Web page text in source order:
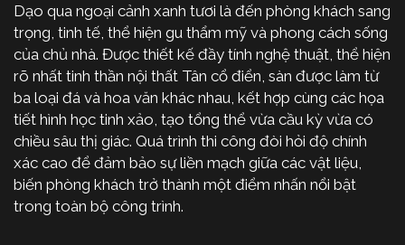
Dạo qua ngoại cảnh xanh tươi là đến phòng khách sang
trọng, tinh tế, thể hiện gu thẩm mỹ và phong cách sống
của chủ nhà. Được thiết kế đầy tính nghệ thuật, thể hiện
rõ nhất tinh thần nội thất Tân cổ điển, sàn được làm từ
ba loại đá và hoa văn khác nhau, kết hợp cùng các họa
tiết hình học tinh xảo, tạo tổng thể vừa cầu kỳ vừa có
chiều sâu thị giác. Quá trình thi công đòi hỏi độ chính
xác cao để đảm bảo sự liền mạch giữa các vật liệu,
biến phòng khách trở thành một điểm nhấn nổi bật
trong toàn bộ công trình.